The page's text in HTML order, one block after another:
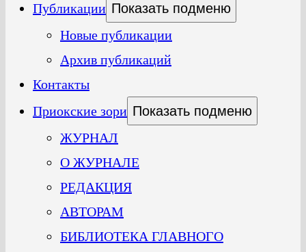
Публикации Показать подменю
Новые публикации
Архив публикаций
Контакты
Приокские зори Показать подменю
ЖУРНАЛ
О ЖУРНАЛЕ
РЕДАКЦИЯ
АВТОРАМ
БИБЛИОТЕКА ГЛАВНОГО